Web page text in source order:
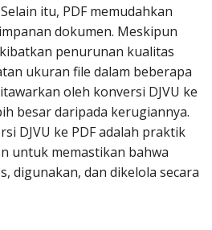
itu, PDF memudahkan
dokumen. Meskipun
penurunan kualitas
ukuran file dalam beberapa
oleh konversi DJVU ke
besar daripada kerugiannya.
DJVU ke PDF adalah praktik
untuk memastikan bahwa
digunakan, dan dikelola secara